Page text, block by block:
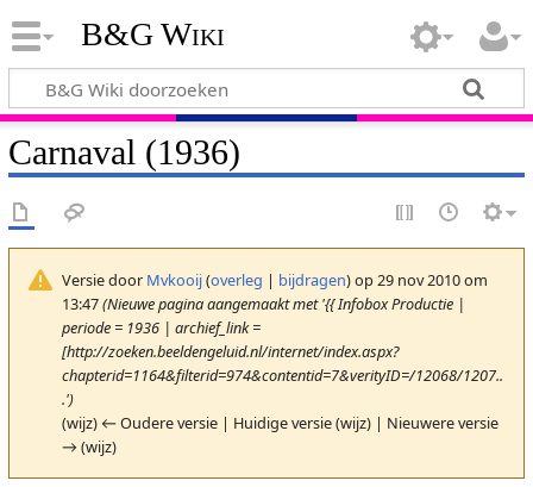
B&G Wiki
Carnaval (1936)
Versie door Mvkooij(overleg | bijdragen)op 29 nov 2010 om
13:47(Nieuwe pagina aangemaakt met '{{ Infobox Productie |
periode = 1936 | archief_link =
[http://zoeken.beeldengeluid.nl/internet/index.aspx?
chapterid=1164&filterid=974&contentid=7&verityID=/12068/1207..
.')
(wijz) ← Oudere versie | Huidige versie (wijz) | Nieuwere versie
→ (wijz)